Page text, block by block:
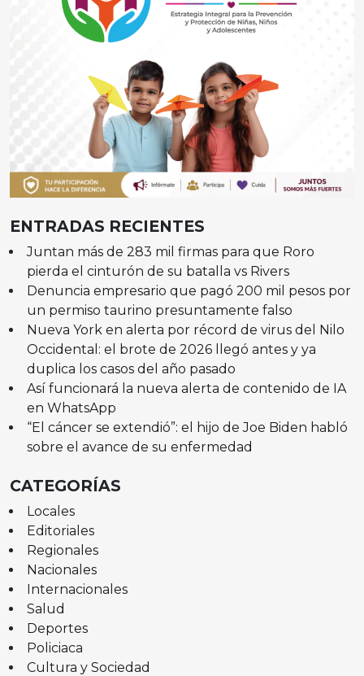
ENTRADAS RECIENTES
Juntan más de 283 mil firmas para que Roro
pierda el cinturón de su batalla vs Rivers
Denuncia empresario que pagó 200 mil pesos por
un permiso taurino presuntamente falso
Nueva York en alerta por récord de virus del Nilo
Occidental: el brote de 2026 llegó antes y ya
duplica los casos del año pasado
Así funcionará la nueva alerta de contenido de IA
en WhatsApp
“El cáncer se extendió”: el hijo de Joe Biden habló
sobre el avance de su enfermedad
CATEGORÍAS
Locales
Editoriales
Regionales
Nacionales
Internacionales
Salud
Deportes
Policiaca
Cultura y Sociedad